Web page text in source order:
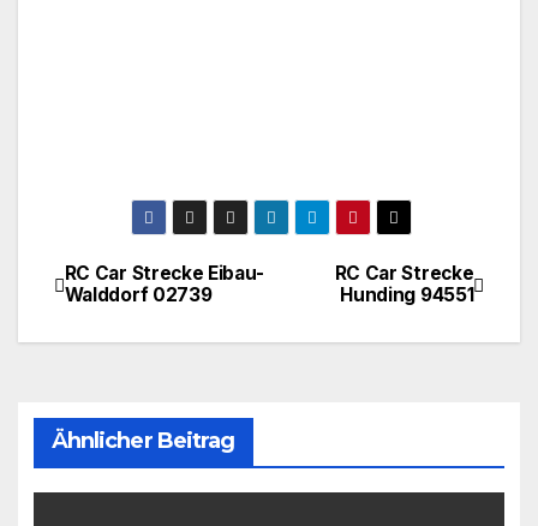
BeitragsnavigationRC Car Strecke
Hunding 94551
RC Car Strecke Eibau-
Walddorf 02739
Ähnlicher Beitrag